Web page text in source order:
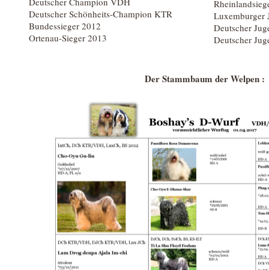
Deutscher Schönheits-Champion KTR
Bundessieger 2012
Ortenau-Sieger 2013
Luxemburger
Deutscher
Deutscher
Der Stammbaum der Welpen :